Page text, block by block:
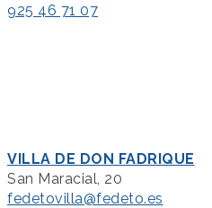
925 46 71 07
VILLA DE DON FADRIQUE
San Maracial, 20
fedetovilla@fedeto.es